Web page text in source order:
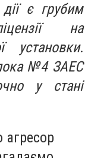
є грубим
на
установки.
№4 ЗАЕС
у стані